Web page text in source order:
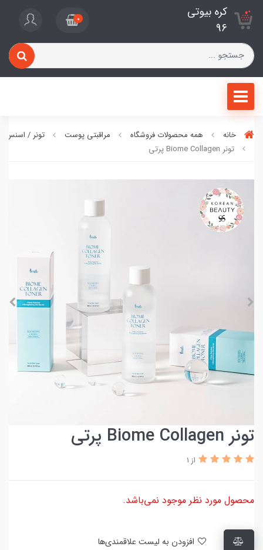
کره بیوتی
96
0
خانه همه محصولات فروشگاه مراقبتی پوست
تونر /
تونر Biome Collagen پرتی
تونر Biome Collagen پرتی
از 1
محصول مورد نظر موجود نمی‌باشد.